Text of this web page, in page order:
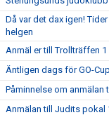
Då var det dax igen!
helgen
Anmäl er till Trollträffen 1
Äntligen dags för GO-
Påminnelse om anmälan
Anmälan till Judits pokal